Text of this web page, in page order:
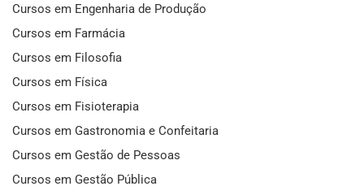
Cursos em Engenharia de Produção
Cursos em Farmácia
Cursos em Filosofia
Cursos em Física
Cursos em Fisioterapia
Cursos em Gastronomia e Confeitaria
Cursos em Gestão de Pessoas
Cursos em Gestão Pública